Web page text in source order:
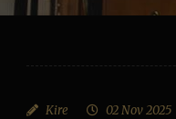
Kire 02 Nov 2025